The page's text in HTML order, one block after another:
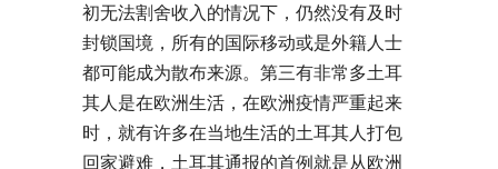
初无法割舍收入的情况下，仍然没有及时
封锁国境，所有的国际移动或是外籍人士
都可能成为散布来源。第三有非常多土耳
其人是在欧洲生活，在欧洲疫情严重起来
时，就有许多在当地生活的土耳其人打包
回家避难，土耳其通报的首例就是从欧洲